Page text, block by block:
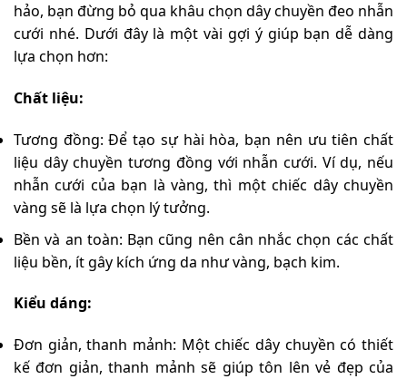
hảo, bạn đừng bỏ qua khâu chọn dây chuyền đeo nhẫn
cưới nhé. Dưới đây là một vài gợi ý giúp bạn dễ dàng
lựa chọn hơn:
Chất liệu:
Tương đồng: Để tạo sự hài hòa, bạn nên ưu tiên chất
liệu dây chuyền tương đồng với nhẫn cưới. Ví dụ, nếu
nhẫn cưới của bạn là vàng, thì một chiếc dây chuyền
vàng sẽ là lựa chọn lý tưởng.
Bền và an toàn: Bạn cũng nên cân nhắc chọn các chất
liệu bền, ít gây kích ứng da như vàng, bạch kim.
Kiểu dáng:
Đơn giản, thanh mảnh: Một chiếc dây chuyền có thiết
kế đơn giản, thanh mảnh sẽ giúp tôn lên vẻ đẹp của